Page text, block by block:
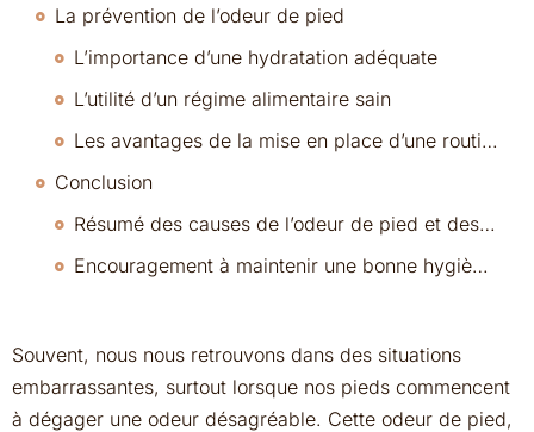
La prévention de l’odeur de pied
L’importance d’une hydratation adéquate
L’utilité d’un régime alimentaire sain
Les avantages de la mise en place d’une routine de soins des pieds
Conclusion
Résumé des causes de l’odeur de pied et des solutions proposées
Encouragement à maintenir une bonne hygiène de pied pour limiter les odeurs
Souvent, nous nous retrouvons dans des situations
embarrassantes, surtout lorsque nos pieds commencent
à dégager une odeur désagréable. Cette odeur de pied,